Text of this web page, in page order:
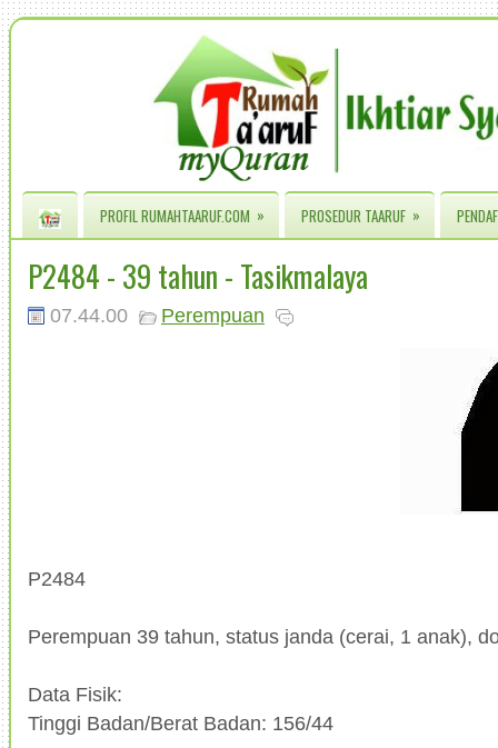
PROFIL RUMAHTAARUF.COM » PROSEDUR TAARUF »
P2484 - 39 tahun - Tasikmalaya
07.44.00 Perempuan
P2484
Perempuan 39 tahun, status janda (cerai, 1 anak),
Data Fisik:
Tinggi Badan/Berat Badan: 156/44